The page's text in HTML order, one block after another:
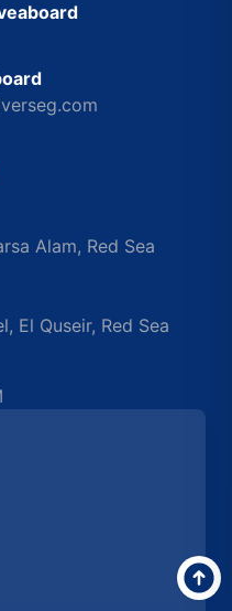
Alam, Red Sea
El Quseir, Red Sea